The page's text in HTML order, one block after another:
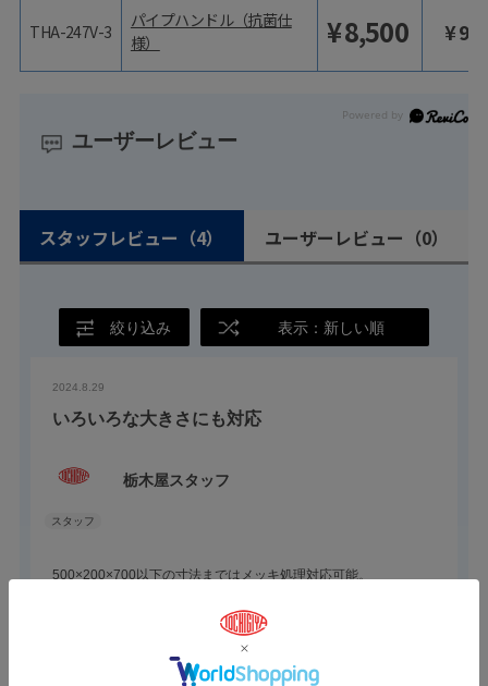
THA-247V-3
パイプハンドル（抗菌仕
様）
¥8,500 ¥
ユーザーレビュー
スタッフレビュー （4） ユーザーレビュー （0）
絞り込み 表示：新しい順
2024.8.29
いろいろな大きさにも対応
栃木屋スタッフ
500×200×700以下の寸法まではメッキ処理対応可能。